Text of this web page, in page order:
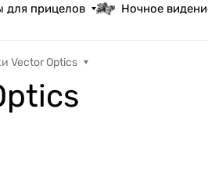
для прицелов Ночное
Vector Optics